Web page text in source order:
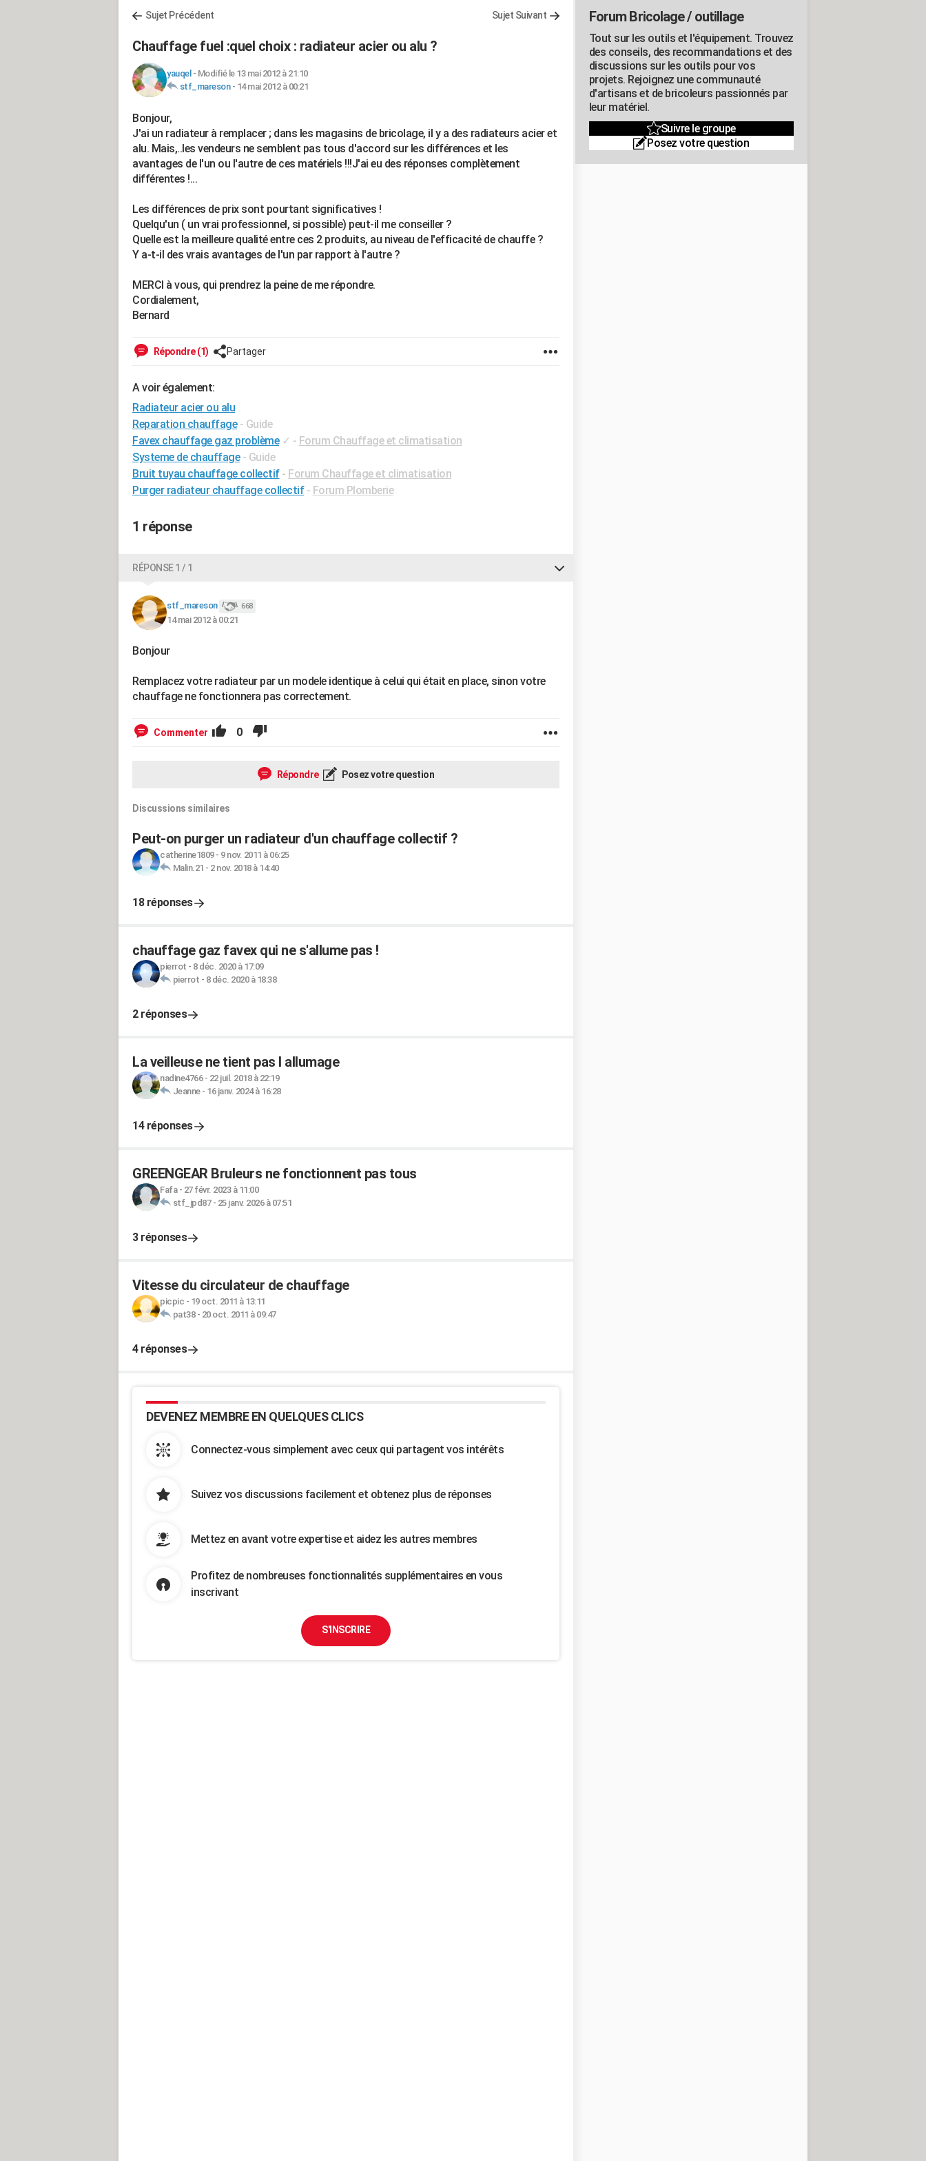
Sujet Précédent Sujet Suivant
Chauffage fuel :quel choix : radiateur acier ou alu ?
yauqel - Modifié le 13 mai 2012 à 21:10
stf_mareson- 14 mai 2012 à 00:21
Bonjour,
J'ai un radiateur à remplacer ; dans les magasins de bricolage, il y a des radiateurs acier et
alu. Mais,..les vendeurs ne semblent pas tous d'accord sur les différences et les
avantages de l'un ou l'autre de ces matériels !!!J'ai eu des réponses complètement
différentes !...
Les différences de prix sont pourtant significatives !
Quelqu'un ( un vrai professionnel, si possible) peut-il me conseiller ?
Quelle est la meilleure qualité entre ces 2 produits, au niveau de l'efficacité de chauffe ?
Y a-t-il des vrais avantages de l'un par rapport à l'autre ?
MERCI à vous, qui prendrez la peine de me répondre.
Cordialement,
Bernard
Répondre (1) Partager
A voir également:
Radiateur acier ou alu
Reparation chauffage - Guide
Favex chauffage gaz problème ✓ - Forum Chauffage et climatisation
Systeme de chauffage - Guide
Bruit tuyau chauffage collectif - Forum Chauffage et climatisation
Purger radiateur chauffage collectif - Forum Plomberie
1 réponse
RÉPONSE 1 / 1
stf_mareson 668
14 mai 2012 à 00:21
Bonjour
Remplacez votre radiateur par un modele identique à celui qui était en place, sinon votre
chauffage ne fonctionnera pas correctement.
Commenter 0
Répondre Posez votre question
Discussions similaires
Peut-on purger un radiateur d'un chauffage collectif ?
catherine1809- 9 nov. 2011 à 06:25
Malin.21 - 2 nov. 2018 à 14:40
18 réponses
chauffage gaz favex qui ne s'allume pas !
pierrot - 8 déc. 2020 à 17:09
pierrot - 8 déc. 2020 à 18:38
2 réponses
La veilleuse ne tient pas l allumage
nadine4766- 22 juil. 2018 à 22:19
Jeanne- 16 janv. 2024 à 16:28
14 réponses
GREENGEAR Bruleurs ne fonctionnent pas tous
Fafa- 27 févr. 2023 à 11:00
stf_jpd87- 25 janv. 2026 à 07:51
3 réponses
Vitesse du circulateur de chauffage
picpic - 19 oct. 2011 à 13:11
pat38- 20 oct. 2011 à 09:47
4 réponses
DEVENEZ MEMBRE EN QUELQUES CLICS
Connectez-vous simplement avec ceux qui partagent vos intérêts
Suivez vos discussions facilement et obtenez plus de réponses
Mettez en avant votre expertise et aidez les autres membres
Profitez de nombreuses fonctionnalités supplémentaires en vous
inscrivant
S'INSCRIRE
Forum Bricolage / outillage
Tout sur les outils et l'équipement. Trouvez
des conseils, des recommandations et des
discussions sur les outils pour vos
projets. Rejoignez une communauté
d'artisans et de bricoleurs passionnés par
leur matériel.
Suivre le groupe
Posez votre question